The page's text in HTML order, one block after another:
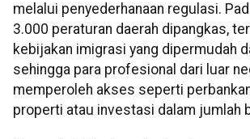
melalui penyederhanaan regulasi.
3.000 peraturan daerah dipangkas,
kebijakan imigrasi yang dipermudah
sehingga para profesional dari luar
memperoleh akses seperti
properti atau investasi dalam jumlah